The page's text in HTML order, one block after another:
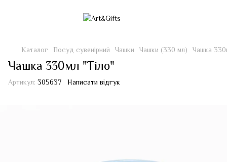
Каталог Посуд сувенірний Чашки Чашки (330 мл) Чашка
Чашка 330мл "Тіло"
Артикул: 305637 Написати відгук